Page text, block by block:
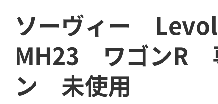
ソーヴィー
MH23 ワゴンR
ン 未使用